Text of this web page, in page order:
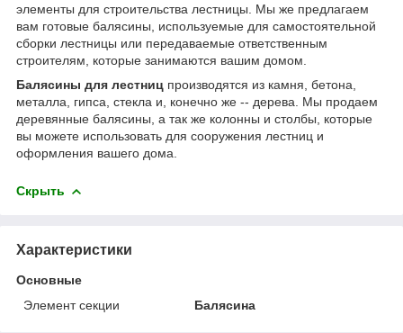
элементы для строительства лестницы. Мы же предлагаем
вам готовые балясины, используемые для самостоятельной
сборки лестницы или передаваемые ответственным
строителям, которые занимаются вашим домом.
Балясины для лестниц производятся из камня, бетона,
металла, гипса, стекла и, конечно же -- дерева. Мы продаем
деревянные балясины, а так же колонны и столбы, которые
вы можете использовать для сооружения лестниц и
оформления вашего дома.
Скрыть
Характеристики
Основные
Элемент секции
Балясина